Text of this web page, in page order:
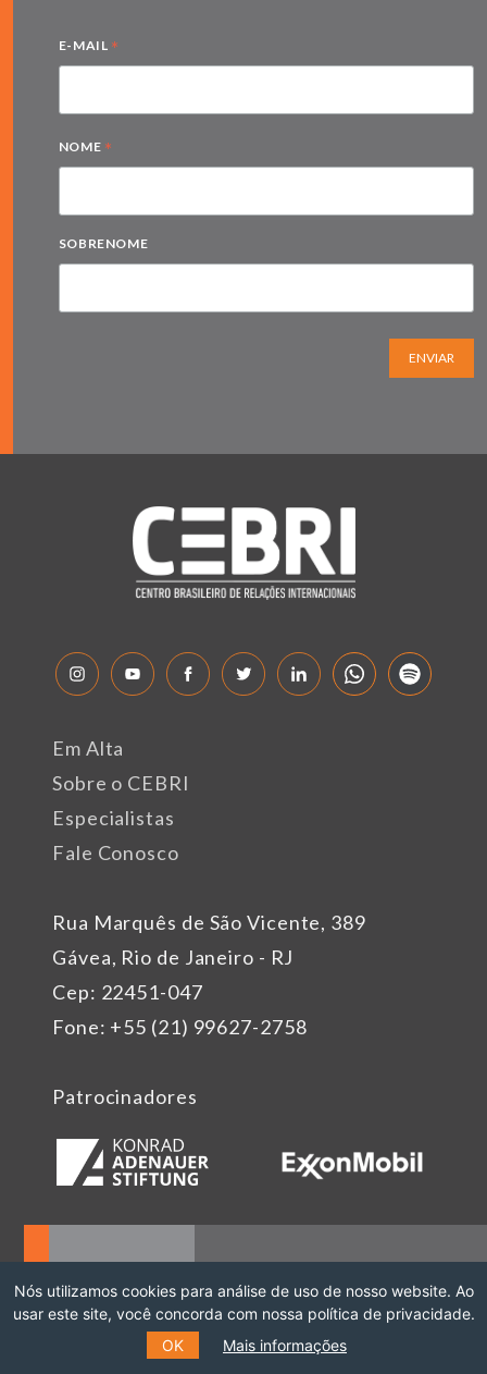
E-MAIL *
NOME *
SOBRENOME
ENVIAR
Rua Marquês de São Vicente, 389
Gávea, Rio de Janeiro - RJ
Cep: 22451-047
Fone: +55 (21) 99627-2758
Em Alta
Sobre o CEBRI
Especialistas
Fale Conosco
Patrocinadores
Nós utilizamos cookies para análise de uso de nosso website. Ao
usar este site, você concorda com nossa política de privacidade.
OK
Mais informações